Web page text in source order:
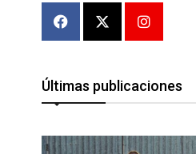
Últimas publicaciones